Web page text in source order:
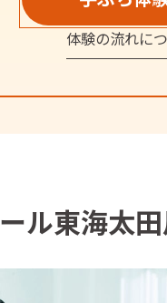
体験の流れに
ル東海太